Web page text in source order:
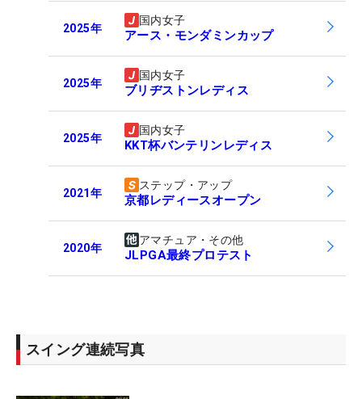
2025年
国内女子
アース・モンダミンカップ
2025年
国内女子
ブリヂストンレディス
2025年
国内女子
KKT杯バンテリンレディス
2021年
ステップ・アップ
京都レディースオープン
2020年
アマチュア・その他
JLPGA最終プロテスト
スイング連続写真